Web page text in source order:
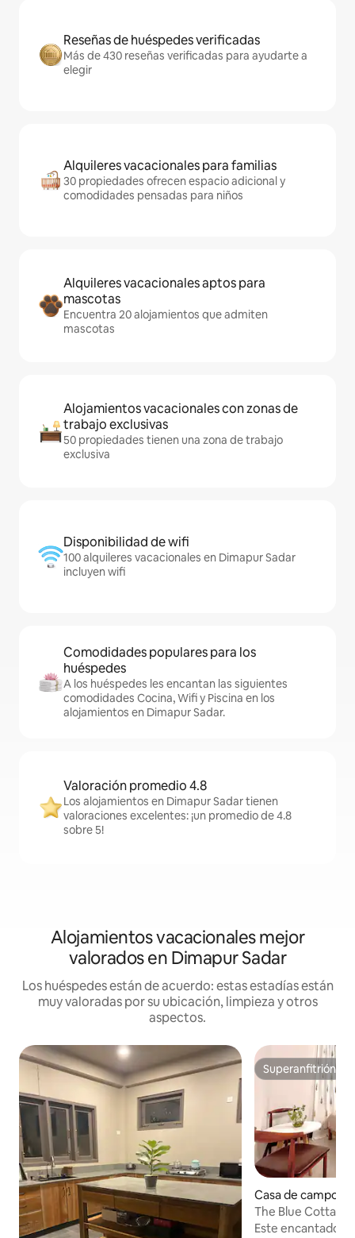
Reseñas de huéspedes verificadas
Más de 430 reseñas verificadas para ayudarte a
elegir
Alquileres vacacionales para familias
30 propiedades ofrecen espacio adicional y
comodidades pensadas para niños
Alquileres vacacionales aptos para
mascotas
Encuentra 20 alojamientos que admiten
mascotas
Alojamientos vacacionales con zonas de
trabajo exclusivas
50 propiedades tienen una zona de trabajo
exclusiva
Disponibilidad de wifi
100 alquileres vacacionales en Dimapur Sadar
incluyen wifi
Comodidades populares para los
huéspedes
A los huéspedes les encantan las siguientes
comodidades Cocina, Wifi y Piscina en los
alojamientos en Dimapur Sadar.
Valoración promedio 4.8
Los alojamientos en Dimapur Sadar tienen
valoraciones excelentes: ¡un promedio de 4.8
sobre 5!
Alojamientos vacacionales mejor
valorados en Dimapur Sadar
Los huéspedes están de acuerdo: estas estadías están
muy valoradas por su ubicación, limpieza y otros
aspectos.
Superanfitrión
Superanfitrión
Casa de campo
The Blue
campo de 2
Este encantador